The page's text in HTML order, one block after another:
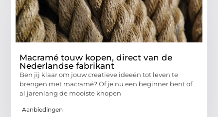
Macramé touw kopen, direct van de
Nederlandse fabrikant
Ben jij klaar om jouw creatieve ideeën tot leven te
brengen met macramé? Of je nu een beginner bent of
al jarenlang de mooiste knopen
Aanbiedingen